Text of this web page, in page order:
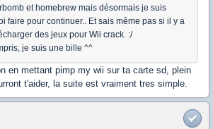
et homebrew mais désormais je suis
faire pour continuer.. Et sais même pas si il y a
des jeux pour Wii crack. :/
je suis une bille ^^
en mettant pimp my wii sur ta carte sd, plein
t'aider, la suite est vraiment tres simple.